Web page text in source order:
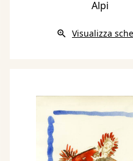
Alpi
Visualizza